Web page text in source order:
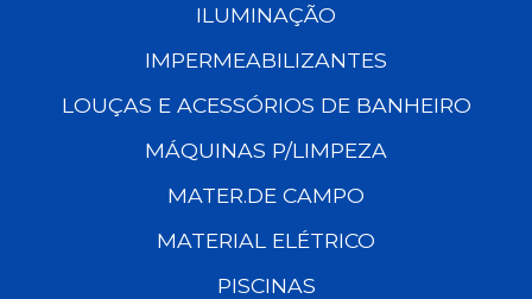
ILUMINAÇÃO
IMPERMEABILIZANTES
LOUÇAS E ACESSÓRIOS DE BANHEIRO
MÁQUINAS P/LIMPEZA
MATER.DE CAMPO
MATERIAL ELÉTRICO
PISCINAS